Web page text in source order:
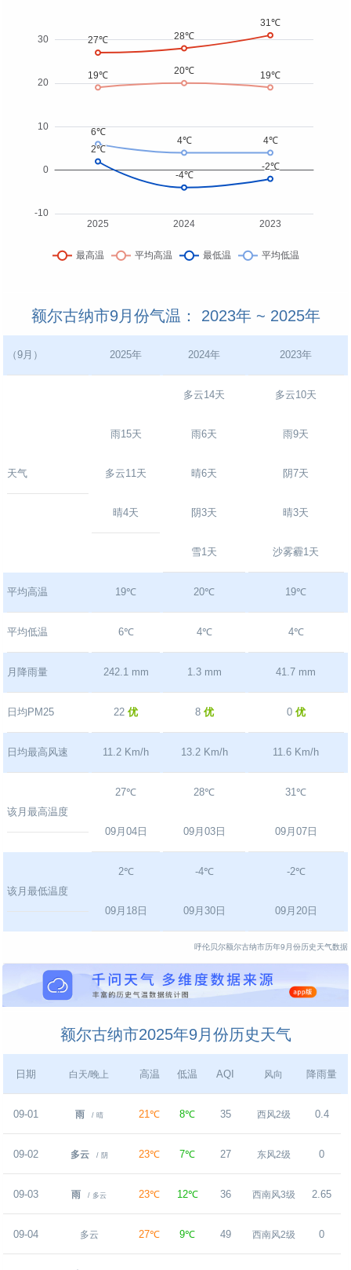
额尔古纳市9月份气温： 2023年 ~ 2025年
（9月） 2025年 2024年 2023年
天气
雨15天
多云11天
晴4天
多云14天
雨6天
晴6天
阴3天
雪1天
多云10天
雨9天
阴7天
晴3天
沙雾霾1天
平均高温 19℃ 20℃ 19℃
平均低温 6℃ 4℃ 4℃
月降雨量 242.1 mm 1.3 mm 41.7 mm
日均PM25 22优 8 优 0 优
日均最高风速 11.2 Km/h 13.2 Km/h 11.6 Km/h
该月最高温度
27℃
09月04日
28℃
09月03日
31℃
09月07日
该月最低温度
2℃
09月18日
-4℃
09月30日
-2℃
09月20日
呼伦贝尔额尔古纳市历年9月份历史天气数据
额尔古纳市2025年9月份历史天气
日期 白天/晚上 高温 低温 AQI 风向 降雨量
09-01 雨 / 晴 21℃ 8℃ 35 西风2级 0.4
09-02 多云 / 阴 23℃ 7℃ 27 东风2级 0
09-03 雨 / 多云 23℃ 12℃ 36 西南风3级 2.65
09-04 多云 27℃ 9℃ 49 西南风2级 0